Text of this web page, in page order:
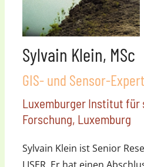
Sylvain Klein, MSc
GIS- und Sensor-
Luxemburger Institut für
Forschung, Luxemburg
Sylvain Klein ist Senior